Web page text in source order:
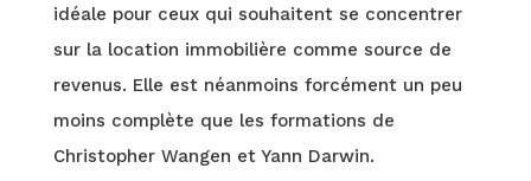
idéale pour ceux qui souhaitent se concentrer
sur la location immobilière comme source de
revenus. Elle est néanmoins forcément un peu
moins complète que les formations de
Christopher Wangen et Yann Darwin.